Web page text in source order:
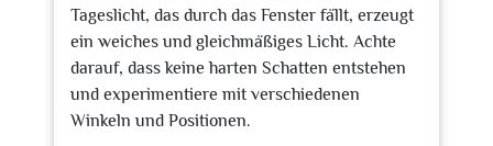
Tageslicht, das durch das Fenster fällt, erzeugt
ein weiches und gleichmäßiges Licht. Achte
darauf, dass keine harten Schatten entstehen
und experimentiere mit verschiedenen
Winkeln und Positionen.